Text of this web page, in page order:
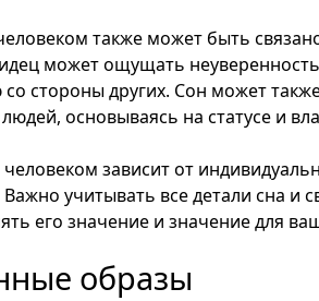
также может быть
может ощущать неуверенность
стороны других. Сон может
основываясь на статусе и
зависит от
учитывать все детали сна и
его значение и значение для
образы